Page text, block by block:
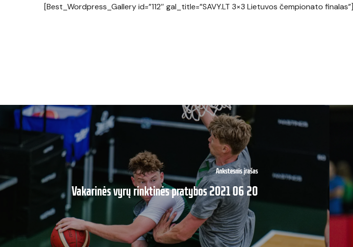
[Best_Wordpress_Gallery id=”112″ gal_title=”SAVY.LT 3×3 Lietuvos čempionato finalas”]
Ankstesnis įrašas
Vakarinės vyrų rinktinės pratybos 2021 06 20